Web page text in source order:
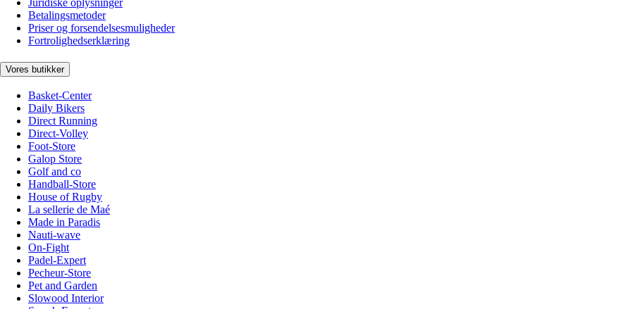
Betalingsmetoder
Priser og forsendelsesmuligheder
Fortrolighedserklæring
Vores butikker
Basket-Center
Daily Bikers
Direct Running
Direct-Volley
Foot-Store
Galop Store
Golf and co
Handball-Store
House of Rugby
La sellerie de Maé
Made in Paradis
Nauti-wave
On-Fight
Padel-Expert
Pecheur-Store
Pet and Garden
Slowood Interior